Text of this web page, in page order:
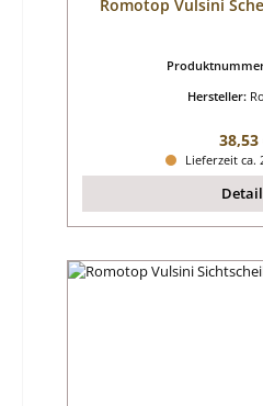
Romotop Vulsini
Hersteller:
38,53
Lieferzeit ca.